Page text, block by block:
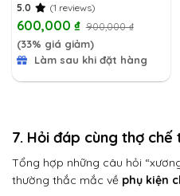
5.0 (1 reviews)
600,000 ₫ 900,000₫
(33% giá giảm)
Làm sau khi đặt hàng
7. Hỏi đáp cùng thợ chế
Tổng hợp những câu hỏi
thường thắc mắc về phụ kiện